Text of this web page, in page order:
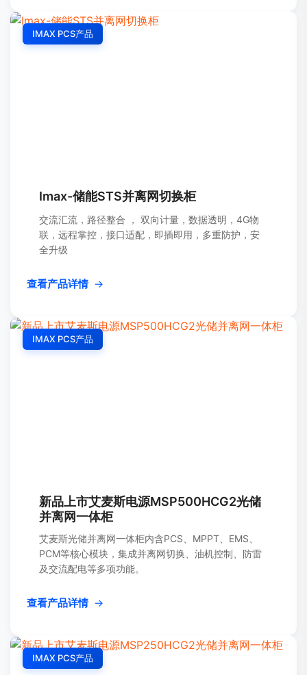
IMAX PCS产品
Imax-储能STS并离网切换柜
交流汇流，路径整合 ， 双向计量，数据透明，4G物
联，远程掌控，接口适配，即插即用，多重防护，安
全升级
查看产品详情 →
IMAX PCS产品
新品上市艾麦斯电源MSP500HCG2光储
并离网一体柜
艾麦斯光储并离网一体柜内含PCS、MPPT、EMS、
PCM等核心模块，集成并离网切换、油机控制、防雷
及交流配电等多项功能。
查看产品详情 →
IMAX PCS产品